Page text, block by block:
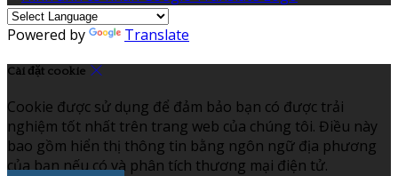
Powered by Translate
Cài đặt cookie
Cookie được sử dụng để đảm bảo bạn có được trải
nghiệm tốt nhất trên trang web của chúng tôi. Điều này
bao gồm hiển thị thông tin bằng ngôn ngữ địa phương
của bạn nếu có và phân tích thương mại điện tử.